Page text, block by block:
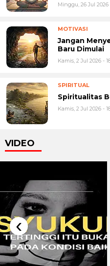
Minggu, 26 Jul 2026
MOTIVASI
Jangan
Baru Dimulai
Kamis, 2 Jul 2026 -
SPIRITUAL
Spiritualitas
Kamis, 2 Jul 2026 -
VIDEO
‹